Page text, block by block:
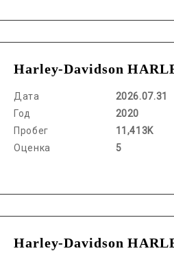
Harley-Davidson
Дата
2026.07.31
Год
2020
Пробег
11,413K
Оценка
5
Harley-Davidson